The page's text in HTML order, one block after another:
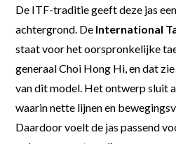
De ITF-traditie geeft deze jas
achtergrond. De International
staat voor het oorspronkelijke
generaal Choi Hong Hi, en dat
van dit model. Het ontwerp sluit
waarin nette lijnen en
Daardoor voelt de jas passend